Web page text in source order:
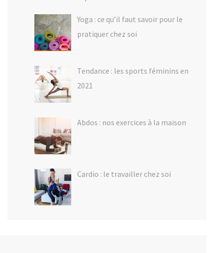
Yoga : ce qu’il faut savoir pour le
pratiquer chez soi
Tendance : les sports féminins en
2021
Abdos : nos exercices à la maison
Cardio : le travailler chez soi